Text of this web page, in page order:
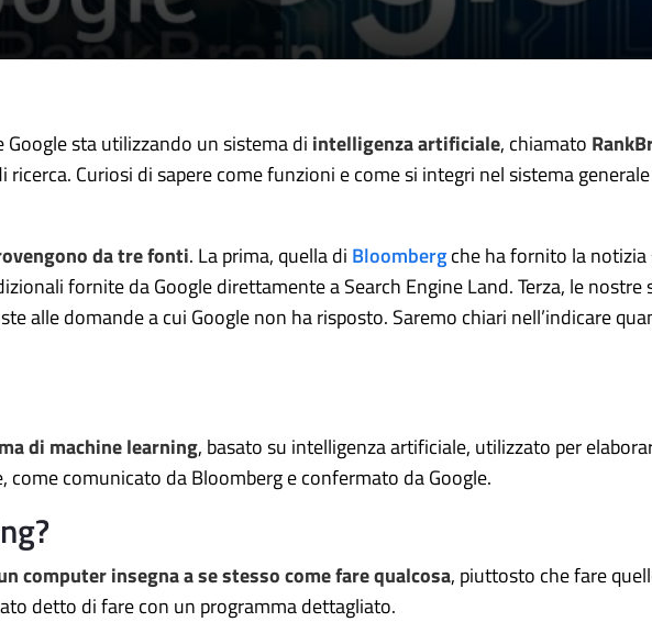
sta utilizzando un sistema di intelligenza artificiale, chiamato
Curiosi di sapere come funzioni e come si integri nel sistema
da tre fonti. La prima, quella di Bloombergche ha fornito la notizia
fornite da Google direttamente a Search Engine Land. Terza, le nostre
alle domande a cui Google non ha risposto. Saremo chiari nell’indicare
di machine learning, basato su intelligenza artificiale, utilizzato per
come comunicato da Bloomberg e confermato da Google.
computer insegna a se stesso come fare qualcosa, piuttosto che fare
detto di fare con un programma dettagliato.